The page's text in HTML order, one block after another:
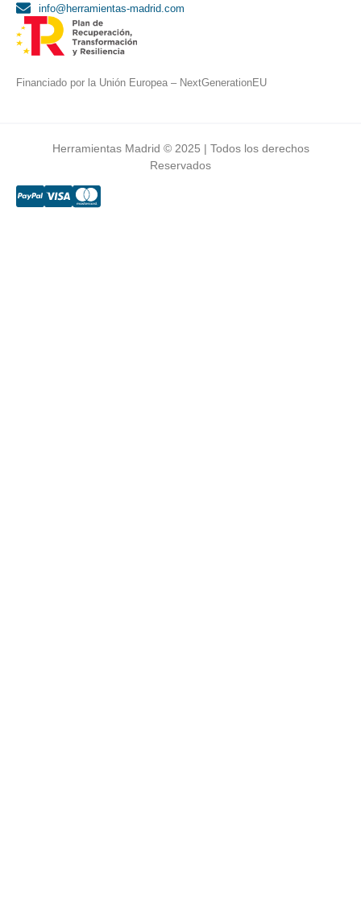
info@herramientas-madrid.com
Financiado por la Unión Europea – NextGenerationEU
Herramientas Madrid © 2025 | Todos los derechos
Reservados